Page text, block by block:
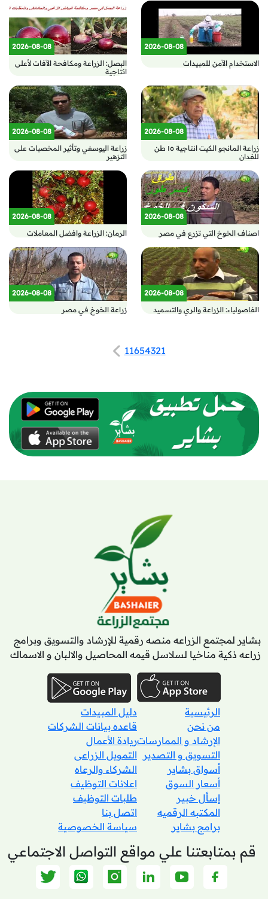
2026-08-08
الاستخدام الآمن للمبيدات
2026-08-08
البصل: الزراعة ومكافحة الآفات لأعلى
انتاجية
2026-08-08
زراعة المانجو الكيت انتاجية ١٥ طن
للفدان
2026-08-08
زراعة اليوسفي وتأثير المخصبات على
التزهير
2026-08-08
اصناف الخوخ التي تزرع في مصر
2026-08-08
الرمان: الزراعة وافضل المعاملات
2026-08-08
الفاصولياء: الزراعة والري والتسميد
2026-08-08
زراعة الخوخ في مصر
1
2
3
4
5
6
11
بشاير لمجتمع الزراعه منصه رقمية للإرشاد والتسويق وبرامج
زراعه ذكية مناخيا لسلاسل قيمه المحاصيل والالبان و الاسماك
الرئيسية
من نحن
الإرشاد و الممارسات
التسويق و التصدير
أسواق بشاير
أسعار السوق
إسأل خبير
المكتبه الرقميه
برامج بشاير
دليل المبيدات
قاعده بيانات الشركات
ريادة الأعمال
التمويل الزراعى
الشركاء والرعاه
اعلانات التوظيف
طلبات التوظيف
اتصل بنا
سياسة الخصوصية
قم بمتابعتنا علي مواقع التواصل الاجتماعي